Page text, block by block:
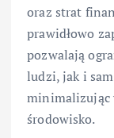
oraz strat
prawidłowo
pozwalają
ludzi, jak i
minimalizując
środowisko.